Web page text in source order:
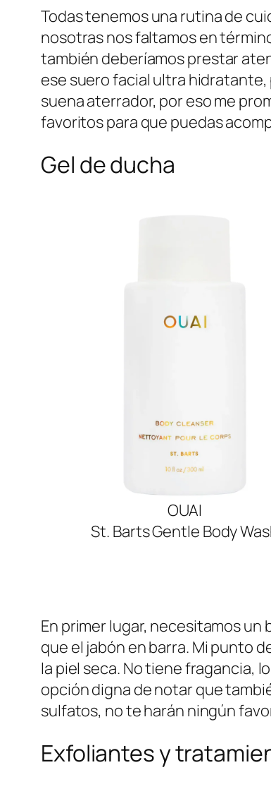
Todas tenemos una rutina de
nosotras nos faltamos en
también deberíamos prestar
ese suero facial ultra hidratante,
suena aterrador, por eso me
favoritos para que puedas
Gel de ducha
OUAI
St. Barts Gentle Body
En primer lugar, necesitamos
que el jabón en barra. Mi punto
la piel seca. No tiene fragancia,
opción digna de notar que
sulfatos, no te harán ningún
Exfoliantes y